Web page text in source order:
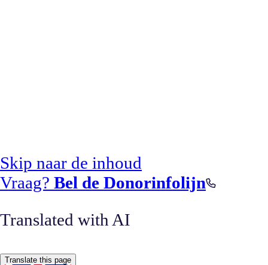
Skip naar de inhoud
Vraag? Bel de Donorinfolijn
Translated with AI
Translate this page